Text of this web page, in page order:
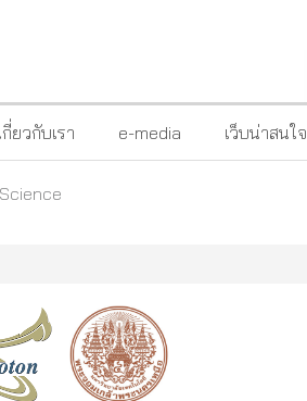
กี่ยวกับเรา e-media เว็บน่าสนใจ